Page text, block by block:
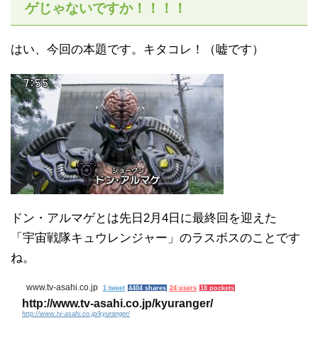
ゲじゃないですか！！！！
はい、今回の本題です。キタコレ！（嘘です）
ドン・アルマゲとは先日2月4日に最終回を迎えた
「宇宙戦隊キュウレンジャー」のラスボスのことです
ね。
www.tv-asahi.co.jp 1 tweet 4404 shares 24 users 18 pockets
http://www.tv-asahi.co.jp/kyuranger/
http://www.tv-asahi.co.jp/kyuranger/